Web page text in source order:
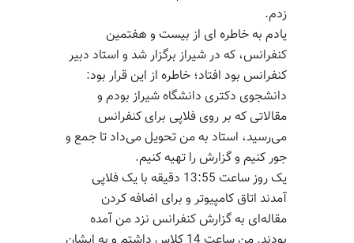
زدم.
یادم به خاطره ای از بیست و هفتمین
کنفرانس، که در شیراز برگزار شد و استاد دبیر
کنفرانس بود افتاد؛ خاطره از این قرار بود:
دانشجوی دکتری دانشگاه شیراز بودم و
مقالاتی که بر روی فلاپی برای کنفرانس
می‌رسید، استاد به من تحویل می‌داد تا جمع و
جور کنیم و گزارش را تهیه کنیم.
یک روز ساعت 13:55 دقیقه با یک فلاپی
آمدند اتاق کامپیوتر و برای اضافه کردن
مقاله‌ای به گزارش کنفرانس نزد من آمده